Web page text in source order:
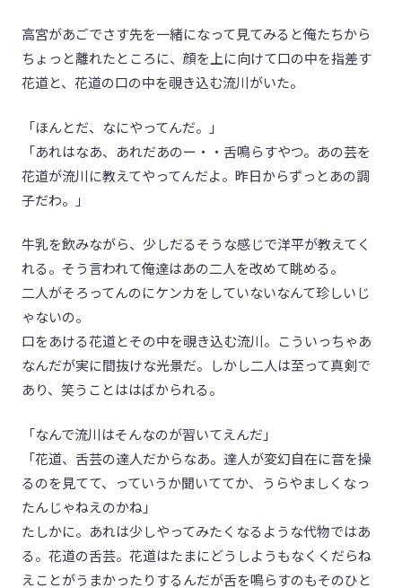
高宮があごでさす先を一緒になって見てみると俺たちから
ちょっと離れたところに、顔を上に向けて口の中を指差す
花道と、花道の口の中を覗き込む流川がいた。
「ほんとだ、なにやってんだ。」
「あれはなあ、あれだあのー・・舌鳴らすやつ。あの芸を
花道が流川に教えてやってんだよ。昨日からずっとあの調
子だわ。」
牛乳を飲みながら、少しだるそうな感じで洋平が教えてく
れる。そう言われて俺達はあの二人を改めて眺める。
二人がそろってんのにケンカをしていないなんて珍しいじ
ゃないの。
口をあける花道とその中を覗き込む流川。こういっちゃあ
なんだが実に間抜けな光景だ。しかし二人は至って真剣で
あり、笑うことははばかられる。
「なんで流川はそんなのが習いてえんだ」
「花道、舌芸の達人だからなあ。達人が変幻自在に音を操
るのを見てて、っていうか聞いててか、うらやましくなっ
たんじゃねえのかね」
たしかに。あれは少しやってみたくなるような代物ではあ
る。花道の舌芸。花道はたまにどうしようもなくくだらね
えことがうまかったりするんだが舌を鳴らすのもそのひと